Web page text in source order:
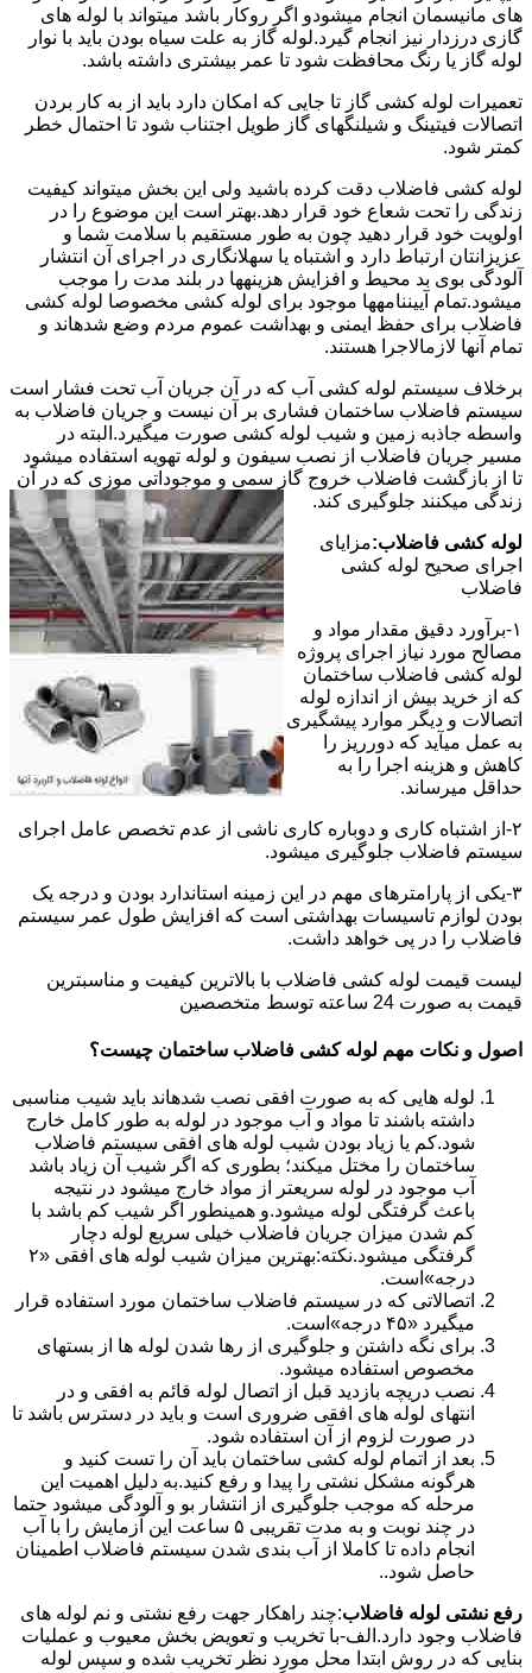
های مانیسمان انجام میشودو اگر روکار باشد میتواند با لوله های
گازی درزدار نیز انجام گیرد.لوله گاز به علت سیاه بودن باید با نوار
لوله گاز یا رنگ محافظت شود تا عمر بیشتری داشته باشد.
تعمیرات لوله کشی گاز تا جایی که امکان دارد باید از به کار بردن
اتصالات فیتینگ و شیلنگهای گاز طویل اجتناب شود تا احتمال خطر
کمتر شود.
لوله کشی فاضلاب دقت کرده باشید ولی این بخش میتواند کیفیت
زندگی را تحت شعاع خود قرار دهد.بهتر است این موضوع را در
اولویت خود قرار دهید چون به طور مستقیم با سلامت شما و
عزیزانتان ارتباط دارد و اشتباه یا سهلانگاری در اجرای آن انتشار
آلودگی بوی بد محیط و افزایش هزینهها در بلند مدت را موجب
میشود.تمام آییننامهها موجود برای لوله کشی مخصوصا لوله کشی
فاضلاب برای حفظ ایمنی و بهداشت عموم مردم وضع شدهاند و
تمام آنها لازمالاجرا هستند.
برخلاف سیستم لوله کشی آب که در آن جریان آب تحت فشار است
سیستم فاضلاب ساختمان فشاری بر آن نیست و جریان فاضلاب به
واسطه جاذبه زمین و شیب لوله کشی صورت میگیرد.البته در
مسیر جریان فاضلاب از نصب سیفون و لوله تهویه استفاده میشود
تا از بازگشت فاضلاب خروج گاز سمی و موجوداتی موزی که در آن
زندگی میکنند جلوگیری کند.
لوله کشی فاضلاب:مزایای
اجرای صحیح لوله کشی
فاضلاب
۱-برآورد دقیق مقدار مواد و
مصالح مورد نیاز اجرای پروژه
لوله کشی فاضلاب ساختمان
که از خرید بیش از اندازه لوله
اتصالات و دیگر موارد پیشگیری
به عمل میآید که دورریز را
کاهش و هزینه اجرا را به
حداقل میرساند.
۲-از اشتباه کاری و دوباره کاری ناشی از عدم تخصص عامل اجرای
سیستم فاضلاب جلوگیری میشود.
۳-یکی از پارامترهای مهم در این زمینه استاندارد بودن و درجه یک
بودن لوازم تاسیسات بهداشتی است که افزایش طول عمر سیستم
فاضلاب را در پی خواهد داشت.
لیست قیمت لوله کشی فاضلاب با بالاترین کیفیت و مناسبترین
قیمت به صورت 24 ساعته توسط متخصصین
اصول و نکات مهم لوله کشی فاضلاب ساختمان چیست؟
لوله هایی که به صورت افقی نصب شدهاند باید شیب مناسبی
داشته باشند تا مواد و آب موجود در لوله به طور کامل خارج
شود.کم یا زیاد بودن شیب لوله های افقی سیستم فاضلاب
ساختمان را مختل میکند؛ بطوری که اگر شیب آن زیاد باشد
آب موجود در لوله سریعتر از مواد خارج میشود در نتیجه
باعث گرفتگی لوله میشود.و همینطور اگر شیب کم باشد با
کم شدن میزان جریان فاضلاب خیلی سریع لوله دچار
گرفتگی میشود.نکته:بهترین میزان شیب لوله های افقی «۲
درجه»است.
اتصالاتی که در سیستم فاضلاب ساختمان مورد استفاده قرار
میگیرد «۴۵ درجه»است.
برای نگه داشتن و جلوگیری از رها شدن لوله ها از بستهای
مخصوص استفاده میشود.
نصب دریچه بازدید قبل از اتصال لوله قائم به افقی و در
انتهای لوله های افقی ضروری است و باید در دسترس باشد تا
در صورت لزوم از آن استفاده شود.
بعد از اتمام لوله کشی ساختمان باید آن را تست کنید و
هرگونه مشکل نشتی را پیدا و رفع کنید.به دلیل اهمیت این
مرحله که موجب جلوگیری از انتشار بو و آلودگی میشود حتما
در چند نوبت و به مدت تقریبی ۵ ساعت این آزمایش را با آب
انجام داده تا کاملا از آب بندی شدن سیستم فاضلاب اطمینان
حاصل شود..
رفع نشتی لوله فاضلاب:چند راهکار جهت رفع نشتی و نم لوله های
فاضلاب وجود دارد.الف-با تخریب و تعویض بخش معیوب و عملیات
بنایی که در روش ابتدا محل مورد نظر تخریب شده و سپس لوله